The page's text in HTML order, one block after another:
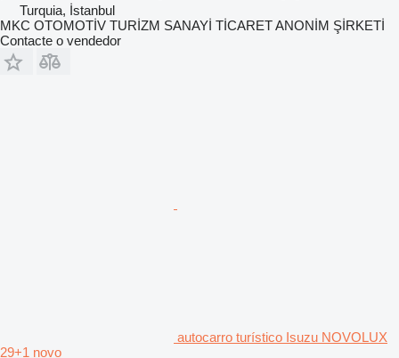
Turquia, İstanbul
MKC OTOMOTİV TURİZM SANAYİ TİCARET ANONİM ŞİRKETİ
Contacte o vendedor
autocarro turístico Isuzu NOVOLUX
29+1 novo